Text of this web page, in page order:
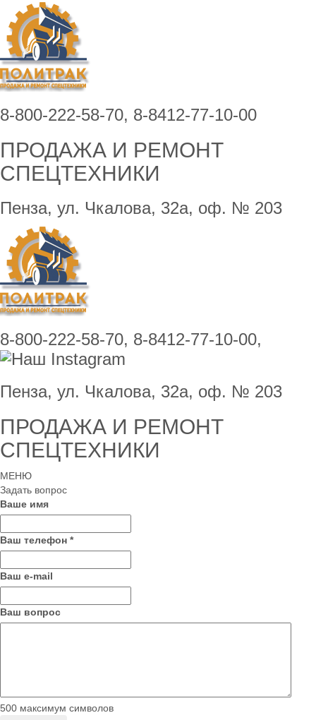
8-800-222-58-70, 8-8412-77-10-00
ПРОДАЖА И РЕМОНТ
СПЕЦТЕХНИКИ
Пенза, ул. Чкалова, 32а, оф. № 203
8-800-222-58-70, 8-8412-77-10-00,
Пенза, ул. Чкалова, 32а, оф. № 203
ПРОДАЖА И РЕМОНТ
СПЕЦТЕХНИКИ
МЕНЮ
Задать вопрос
Ваше имя
Ваш телефон *
Ваш е-mail
Ваш вопрос
500 максимум символов